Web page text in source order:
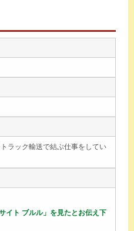
ラック輸送で結ぶ仕事をしてい
イト ブルル」を見たとお伝え下